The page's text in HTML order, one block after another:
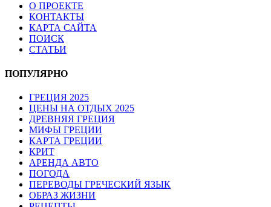
О ПРОЕКТЕ
КОНТАКТЫ
КАРТА САЙТА
ПОИСК
СТАТЬИ
ПОПУЛЯРНО
ГРЕЦИЯ 2025
ЦЕНЫ НА ОТДЫХ 2025
ДРЕВНЯЯ ГРЕЦИЯ
МИФЫ ГРЕЦИИ
КАРТА ГРЕЦИИ
КРИТ
АРЕНДА АВТО
ПОГОДА
ПЕРЕВОДЫ ГРЕЧЕСКИЙ ЯЗЫК
ОБРАЗ ЖИЗНИ